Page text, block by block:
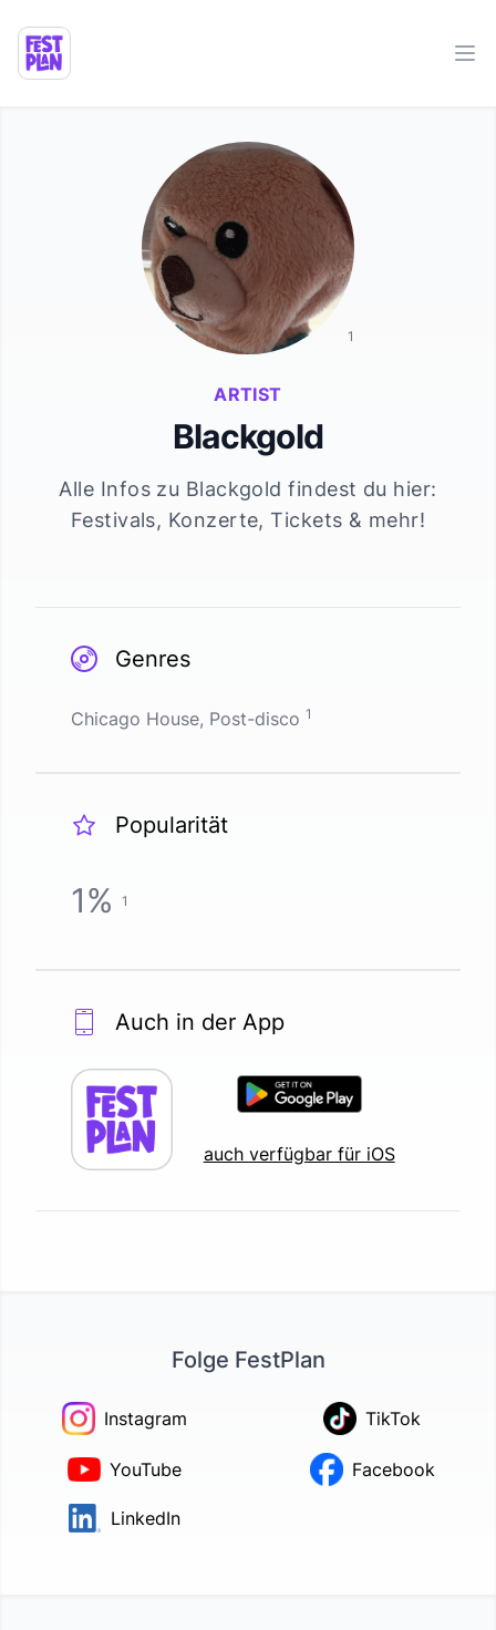
ARTIST
Blackgold
Alle Infos zu Blackgold findest du hier:
Festivals, Konzerte, Tickets & mehr!
1
Genres
Chicago House, Post-disco 1
Popularität
1% 1
Auch in der App
auch verfügbar für iOS
Folge FestPlan
Instagram TikTok
YouTube Facebook
LinkedIn